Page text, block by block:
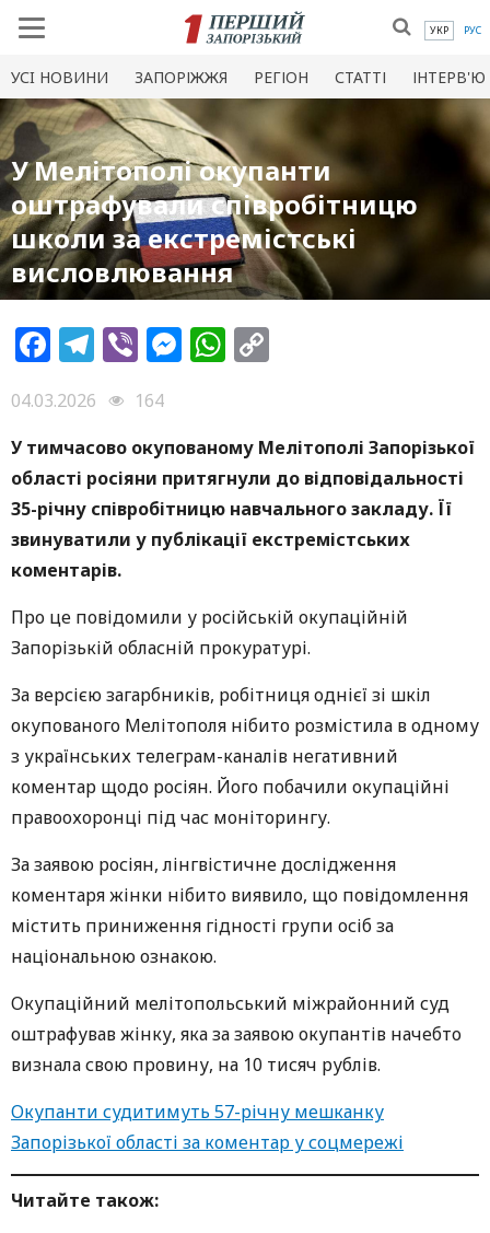
УКР РУС
УСI НОВИНИ ЗАПОРІЖЖЯ РЕГІОН СТАТТІ ІНТЕРВ'Ю
У Мелітополі окупанти
оштрафували співробітницю
школи за екстремістські
висловлювання
Facebook
Telegram
ViberMessenger
WhatsApp
04.03.2026
164
У тимчасово окупованому Мелітополі Запорізької
області росіяни притягнули до відповідальності
35-річну співробітницю навчального закладу. Її
звинуватили у публікації екстремістських
коментарів.
Про це повідомили у російській окупаційній
Запорізькій обласній прокуратурі.
За версією загарбників, робітниця однієї зі шкіл
окупованого Мелітополя нібито розмістила в одному
з українських телеграм-каналів негативний
коментар щодо росіян. Його побачили окупаційні
правоохоронці під час моніторингу.
За заявою росіян, лінгвістичне дослідження
коментаря жінки нібито виявило, що повідомлення
містить приниження гідності групи осіб за
національною ознакою.
Окупаційний мелітопольський міжрайонний суд
оштрафував жінку, яка за заявою окупантів начебто
визнала свою провину, на 10 тисяч рублів.
Окупанти судитимуть 57-річну мешканку
Запорізької області за коментар у соцмережі
Читайте також: